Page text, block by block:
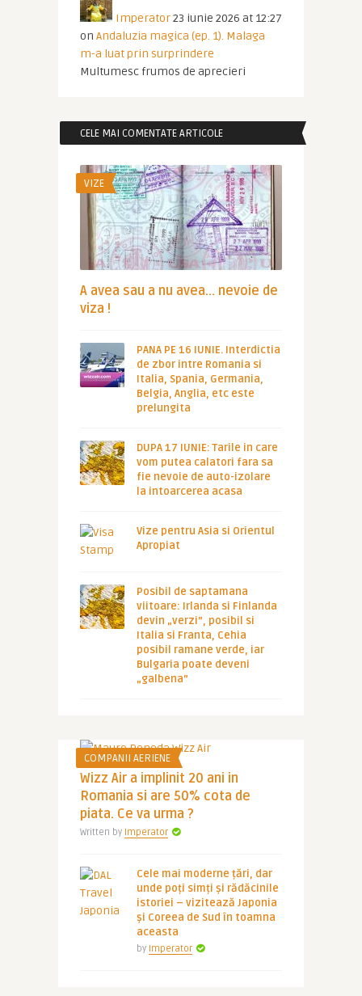
Imperator23 iunie 2026 at 12:27
on Andaluzia magica (ep. 1). Malaga
m-a luat prin surprindere
Multumesc frumos de aprecieri
CELE MAI COMENTATE ARTICOLE
VIZE
A avea sau a nu avea… nevoie de
viza !
PANA PE 16 IUNIE. Interdictia
de zbor intre Romania si
Italia, Spania, Germania,
Belgia, Anglia, etc este
prelungita
DUPA 17 IUNIE: Tarile in care
vom putea calatori fara sa
fie nevoie de auto-izolare
la intoarcerea acasa
Vize pentru Asia si Orientul
Apropiat
Posibil de saptamana
viitoare: Irlanda si Finlanda
devin „verzi”, posibil si
Italia si Franta, Cehia
posibil ramane verde, iar
Bulgaria poate deveni
„galbena”
COMPANII AERIENE
Wizz Air a implinit 20 ani in
Romania si are 50% cota de
piata. Ce va urma ?
Written by Imperator
Cele mai moderne țări, dar
unde poți simți și rădăcinile
istoriei – vizitează Japonia
și Coreea de Sud în toamna
aceasta
by Imperator